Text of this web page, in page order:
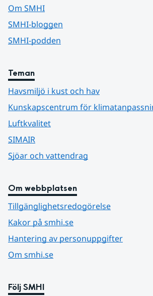
Om SMHI
SMHI-bloggen
SMHI-podden
Teman
Havsmiljö i kust och hav
Kunskapscentrum för
Luftkvalitet
SIMAIR
Sjöar och vattendrag
Om webbplatsen
Tillgänglighetsredogörelse
Kakor på smhi.se
Hantering av personuppgifter
Om smhi.se
Följ SMHI